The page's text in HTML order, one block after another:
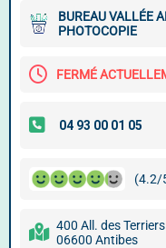
BUREAU VALLÉE
PHOTOCOPIE
FERMÉ
(4.2/
400 All. des Terriers
06600 Antibes